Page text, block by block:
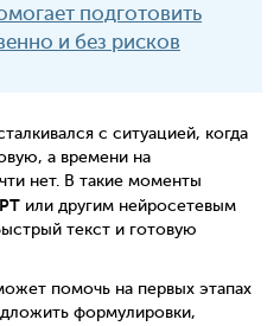
подготовить
и без рисков
с ситуацией, когда
а времени на
нет. В такие моменты
или другим нейросетевым
текст и готовую
помочь на первых этапах
формулировки,